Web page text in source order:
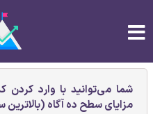
شما می‌توانید با وارد کردن
مزایای سطح ده آگاه